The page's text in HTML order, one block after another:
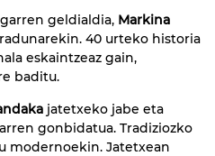
geldialdia, Markina
40 urteko historia
eskaintzeaz gain,
baditu.
jatetxeko jabe eta
gonbidatua. Tradiziozko
modernoekin. Jatetxean